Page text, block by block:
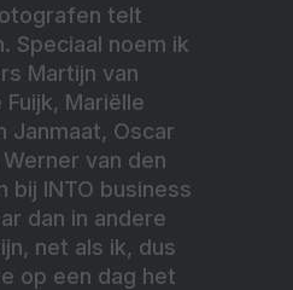
telt
Speciaal noem ik
Martijn van
Mariëlle
Janmaat, Oscar
van den
bij INTO business
dan in andere
net als ik, dus
op een dag het